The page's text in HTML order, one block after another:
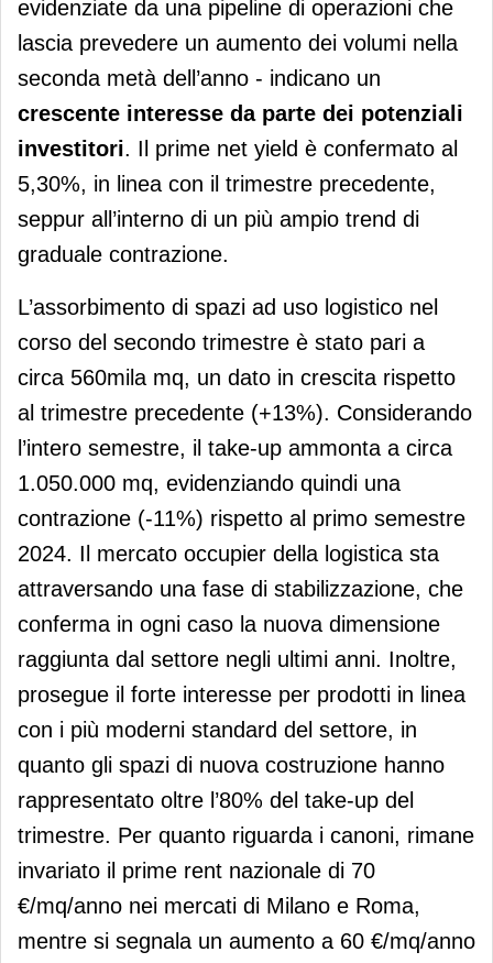
evidenziate da una pipeline di operazioni che
lascia prevedere un aumento dei volumi nella
seconda metà dell’anno - indicano un
crescente interesse da parte dei potenziali
investitori. Il prime net yield è confermato al
5,30%, in linea con il trimestre precedente,
seppur all’interno di un più ampio trend di
graduale contrazione.
L’assorbimento di spazi ad uso logistico nel
corso del secondo trimestre è stato pari a
circa 560mila mq, un dato in crescita rispetto
al trimestre precedente (+13%). Considerando
l’intero semestre, il take-up ammonta a circa
1.050.000 mq, evidenziando quindi una
contrazione (-11%) rispetto al primo semestre
2024. Il mercato occupier della logistica sta
attraversando una fase di stabilizzazione, che
conferma in ogni caso la nuova dimensione
raggiunta dal settore negli ultimi anni. Inoltre,
prosegue il forte interesse per prodotti in linea
con i più moderni standard del settore, in
quanto gli spazi di nuova costruzione hanno
rappresentato oltre l’80% del take-up del
trimestre. Per quanto riguarda i canoni, rimane
invariato il prime rent nazionale di 70
€/mq/anno nei mercati di Milano e Roma,
mentre si segnala un aumento a 60 €/mq/anno